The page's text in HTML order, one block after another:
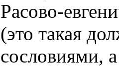
Расово-
(это такая
сословиями,